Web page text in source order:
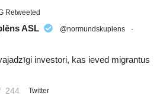
Retweeted
ASL @normundskuplens
·
investori, kas ieved migrantus
244 Twitter